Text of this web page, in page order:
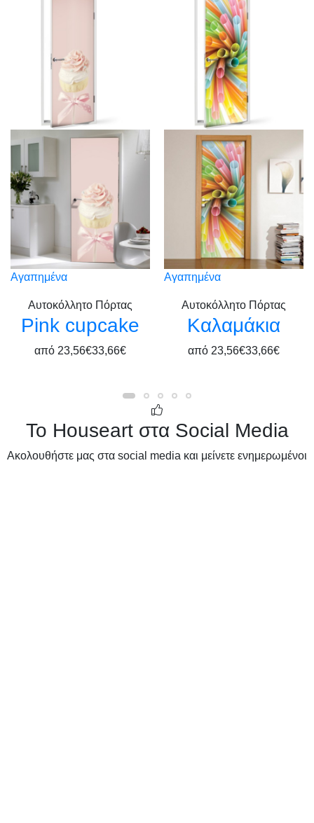
Αγαπημένα
Αυτοκόλλητο Πόρτας
Pink cupcake
από 23,56€33,66€
Αγαπημένα
Αυτοκόλλητο Πόρτας
Καλαμάκια
από 23,56€33,66€
Το Houseart στα Social Media
Ακολουθήστε μας στα social media και μείνετε ενημερωμένοι